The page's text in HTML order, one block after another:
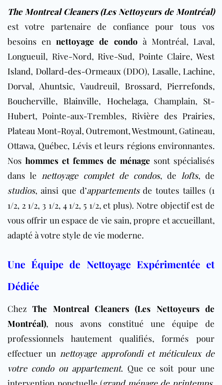
The Montreal Cleaners (Les Nettoyeurs de Montréal)
est votre partenaire de confiance pour tous vos
besoins ennettoyage de condo à Montréal, Laval,
Longueuil, Rive-Nord, Rive-Sud, Pointe Claire,West
Island, Dollard-des-Ormeaux (DDO), Lasalle, Lachine,
Dorval, Ahuntsic, Vaudreuil, Brossard, Pierrefonds,
Boucherville, Blainville, Hochelaga, Champlain, St-
Hubert, Pointe-aux-Trembles, Rivière des Prairies,
Plateau Mont-Royal, Outremont,Westmount, Gatineau,
Ottawa, Québec, Lévis et leurs régions environnantes.
Nos hommes et femmes de ménage sont spécialisés
dans le nettoyage complet de condos, de lofts, de
studios, ainsi que d’appartementsde toutes tailles (1
1/2, 2 1/2, 3 1/2, 4 1/2, 5 1/2, et plus). Notre objectif est de
vous offrir un espace de vie sain, propre et accueillant,
adapté à votre style de vie moderne.
Une Équipe de Nettoyage Expérimentée et
Dédiée
ChezThe Montreal Cleaners (Les Nettoyeurs de
Montréal), nous avons constitué une équipe de
professionnels hautement qualifiés, formés pour
effectuer un nettoyage approfondi et méticuleux de
votre condo ou appartement. Que ce soit pour une